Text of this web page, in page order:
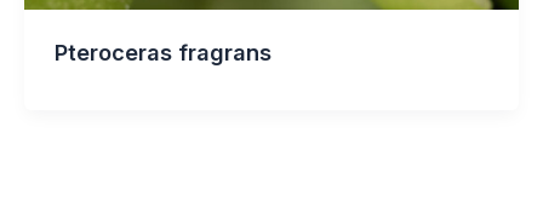
Pteroceras fragrans